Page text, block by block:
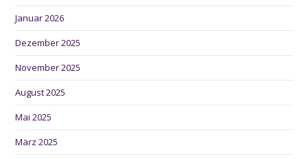
Januar 2026
Dezember 2025
November 2025
August 2025
Mai 2025
März 2025